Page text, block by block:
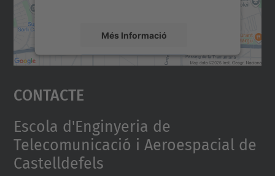
Més Informació
Accepta
powered by
Contacte
Escola d'Enginyeria de
Telecomunicació i Aeroespacial de
Castelldefels